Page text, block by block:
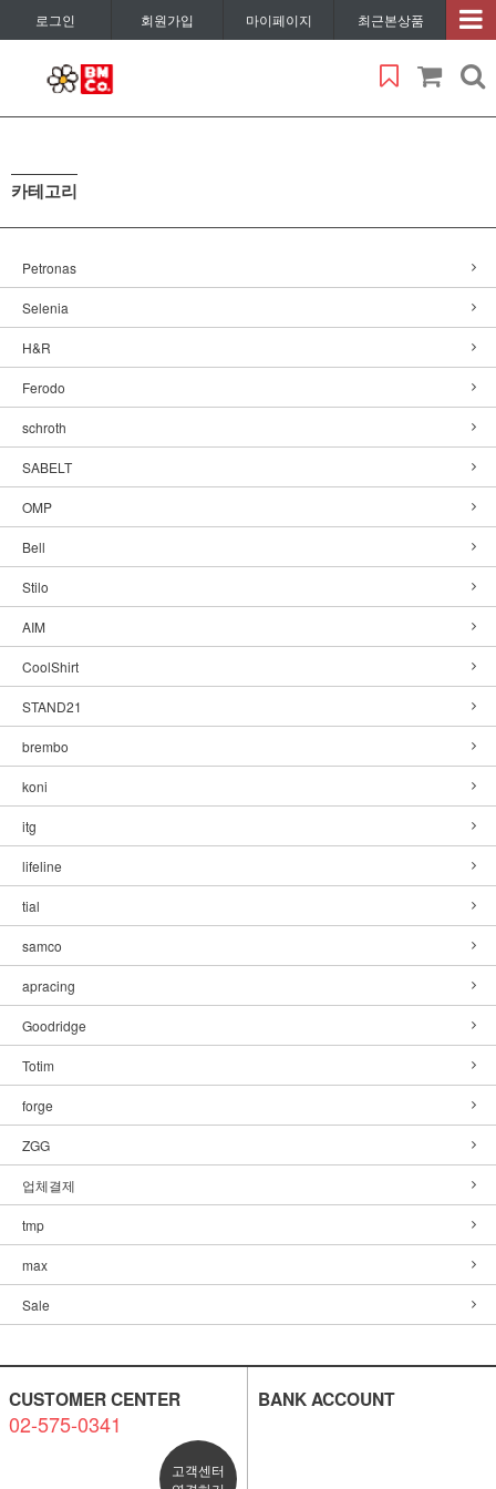
로그인 회원가입 마이페이지 최근본상품
카테고리
Petronas
Selenia
H&R
Ferodo
schroth
SABELT
OMP
Bell
Stilo
AIM
CoolShirt
STAND21
brembo
koni
itg
lifeline
tial
samco
apracing
Goodridge
Totim
forge
ZGG
업체결제
tmp
max
Sale
CUSTOMER CENTER
02-575-0341
고객센터
BANK ACCOUNT